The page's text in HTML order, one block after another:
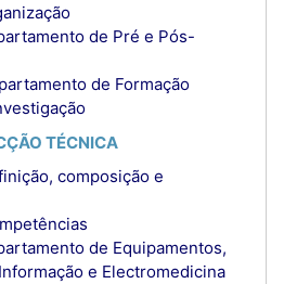
de Pré e Pós-
de Formação
TÉCNICA
composição e
de Equipamentos,
e Electromedicina